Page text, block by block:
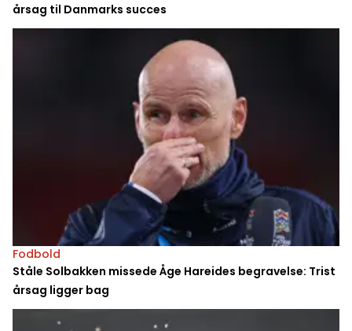
årsag til Danmarks succes
Fodbold
Ståle Solbakken missede Åge Hareides begravelse: Trist
årsag ligger bag